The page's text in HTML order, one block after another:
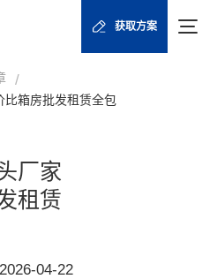
获取方案
/
比箱房批发租赁全包
厂家
租赁
04-22